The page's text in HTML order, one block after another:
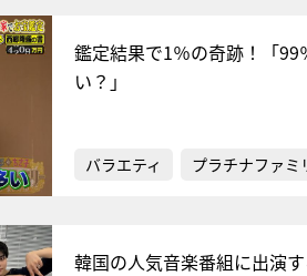
鑑定結果で1％の奇跡！「
い？」
バラエティ プラチナファミ
韓国の人気音楽番組に出演